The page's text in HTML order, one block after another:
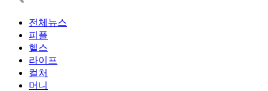
전체뉴스
피플
헬스
라이프
컬처
머니